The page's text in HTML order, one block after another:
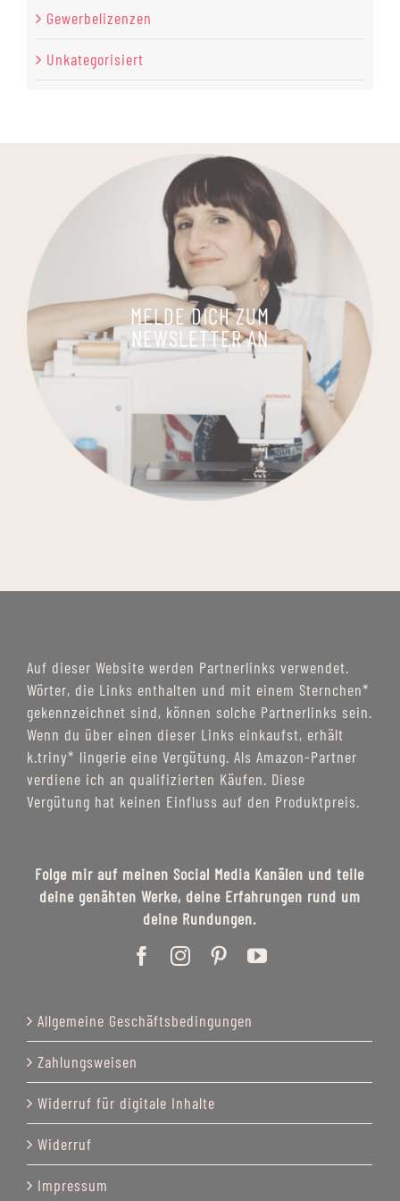
Gewerbelizenzen
Unkategorisiert
MELDE DICH ZUM
NEWSLETTER AN
Auf dieser Website werden Partnerlinks verwendet.
Wörter, die Links enthalten und mit einem Sternchen*
gekennzeichnet sind, können solche Partnerlinks sein.
Wenn du über einen dieser Links einkaufst, erhält
k.triny* lingerie eine Vergütung. Als Amazon-Partner
verdiene ich an qualifizierten Käufen. Diese
Vergütung hat keinen Einfluss auf den Produktpreis.
Folge mir auf meinen Social Media Kanälen und teile
deine genähten Werke, deine Erfahrungen rund um
deine Rundungen.
Allgemeine Geschäftsbedingungen
Zahlungsweisen
Widerruf für digitale Inhalte
Widerruf
Impressum